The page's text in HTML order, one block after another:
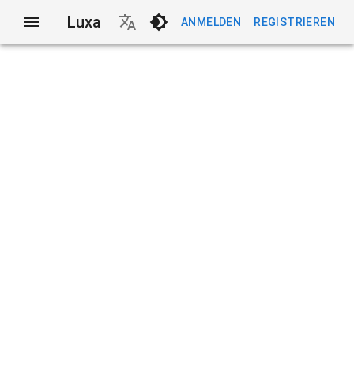
Luxa ANMELDEN REGISTRIEREN